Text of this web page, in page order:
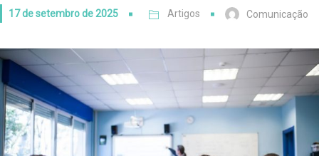
17 de setembro de 2025 Artigos Comunicação